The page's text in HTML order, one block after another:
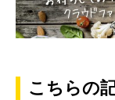
こちらの